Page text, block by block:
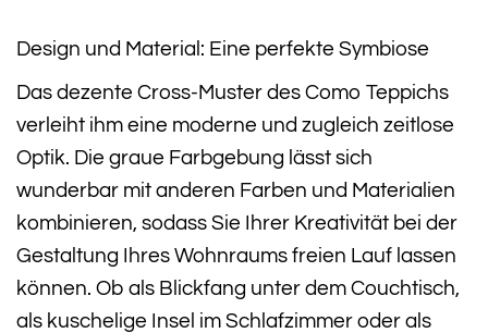
Design und Material: Eine perfekte Symbiose
Das dezente Cross-Muster des Como Teppichs
verleiht ihm eine moderne und zugleich zeitlose
Optik. Die graue Farbgebung lässt sich
wunderbar mit anderen Farben und Materialien
kombinieren, sodass Sie Ihrer Kreativität bei der
Gestaltung Ihres Wohnraums freien Lauf lassen
können. Ob als Blickfang unter dem Couchtisch,
als kuschelige Insel im Schlafzimmer oder als